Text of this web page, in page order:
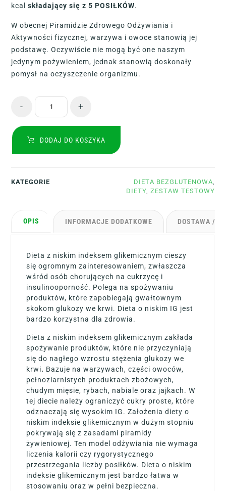
kcalskładający się z 5 POSIŁKÓW.
W obecnej Piramidzie Zdrowego Odżywiania i
Aktywności fizycznej, warzywa i owoce stanowią jej
podstawę. Oczywiście nie mogą być one naszym
jedynym pożywieniem, jednak stanowią doskonały
pomysł na oczyszczenie organizmu.
- +
DODAJ DO KOSZYKA
KATEGORIE DIETA BEZGLUTENOWA,
DIETY, ZESTAW TESTOWY
OPIS INFORMACJE DODATKOWE DOSTAWA /
Dieta z niskim indeksem glikemicznym cieszy
się ogromnym zainteresowaniem, zwłaszcza
wśród osób chorujących na cukrzycę i
insulinooporność. Polega na spożywaniu
produktów, które zapobiegają gwałtownym
skokom glukozy we krwi. Dieta o niskim IG jest
bardzo korzystna dla zdrowia.
Dieta z niskim indeksem glikemicznym zakłada
spożywanie produktów, które nie przyczyniają
się do nagłego wzrostu stężenia glukozy we
krwi. Bazuje na warzywach, części owoców,
pełnoziarnistych produktach zbożowych,
chudym mięsie, rybach, nabiale oraz jajkach. W
tej diecie należy ograniczyć cukry proste, które
odznaczają się wysokim IG. Założenia diety o
niskim indeksie glikemicznym w dużym stopniu
pokrywają się z zasadami piramidy
żywieniowej. Ten model odżywiania nie wymaga
liczenia kalorii czy rygorystycznego
przestrzegania liczby posiłków. Dieta o niskim
indeksie glikemicznym jest bardzo łatwa w
stosowaniu oraz w pełni bezpieczna.